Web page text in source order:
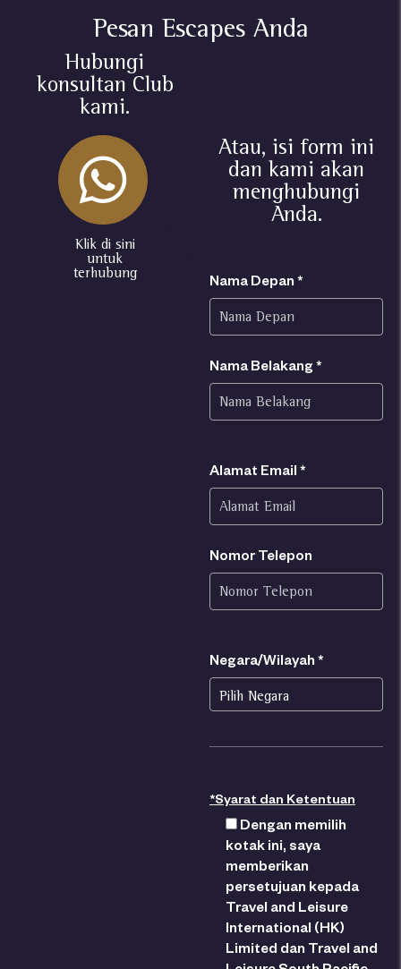
Pesan Escapes Anda
Hubungi
konsultan Club
kami.
Klik di sini
untuk
terhubung
Atau, isi form ini
dan kami akan
menghubungi
Anda.
Nama Depan *
Nama Belakang *
Alamat Email *
Nomor Telepon
Negara/Wilayah *
*Syarat dan Ketentuan
Dengan memilih
kotak ini, saya
memberikan
persetujuan kepada
Travel and Leisure
International (HK)
Limited dan Travel and